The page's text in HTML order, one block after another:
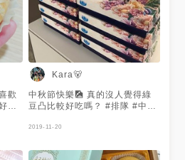
Kara🐻
中秋節快樂🎑 真的沒人覺得綠
豆凸比較好吃嗎？ #排隊 #中和
2019-11-20